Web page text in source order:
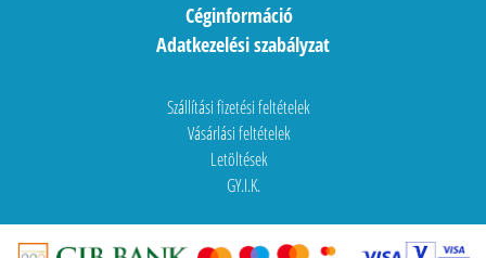
Céginformáció
Adatkezelési szabályzat
Szállítási fizetési feltételek
Vásárlási feltételek
Letöltések
GY.I.K.